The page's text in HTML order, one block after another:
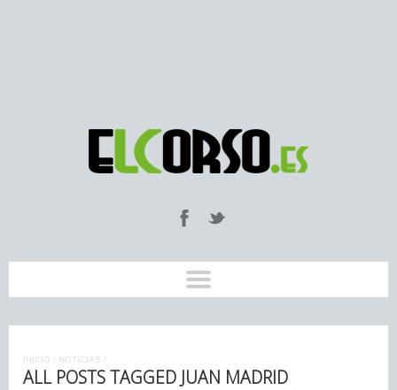
INICIO / NOTICIAS /
ALL POSTS TAGGED JUAN MADRID